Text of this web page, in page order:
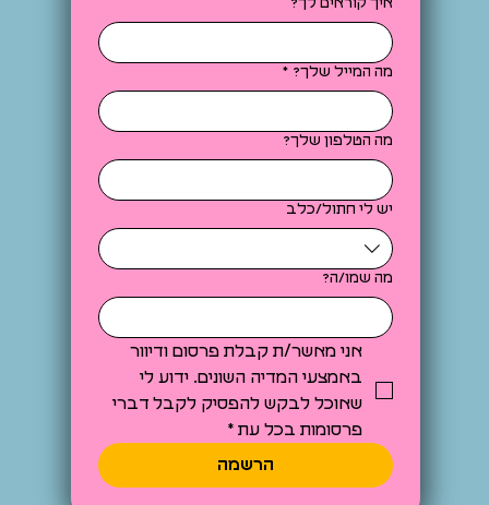
מה המייל שלך? *
מה הטלפון שלך?
יש לי חתול/כלב
מה שמו/ה?
אני מאשר/ת קבלת פרסום ודיוור
באמצעי המדיה השונים. ידוע לי
שאוכל לבקש להפסיק לקבל דברי
פרסומות בכל עת *
הרשמה